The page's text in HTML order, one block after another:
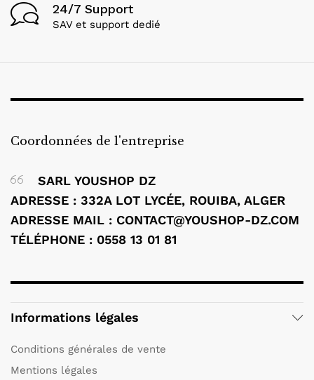
24/7 Support
SAV et support dedié
Coordonnées de l'entreprise
SARL YOUSHOP DZ
ADRESSE : 332A LOT LYCÉE, ROUIBA, ALGER
ADRESSE MAIL : CONTACT@YOUSHOP-DZ.COM
TÉLÉPHONE : 0558 13 01 81
Informations légales
Conditions générales de vente
Mentions légales